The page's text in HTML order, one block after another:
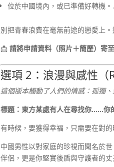
位於中國境內，或已準備好轉機。.
別把青春浪費在毫無前途的戀愛上
📩請將申請資料（照片＋簡歷）寄至
選項 2：浪漫與感性
這個版本觸動了人們的情感：孤獨
標題：東方某處有人在尋找你……你
有時候，要獲得幸福，只需要在對
中國男性以對家庭的珍視而聞名於
伴侶，更是你堅實後盾與守護者的